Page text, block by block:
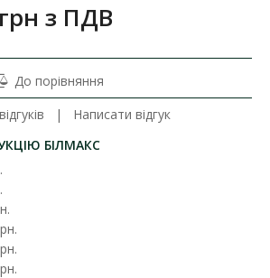
з ПДВ
До порівняння
| Написати відгук
БІЛМАКС